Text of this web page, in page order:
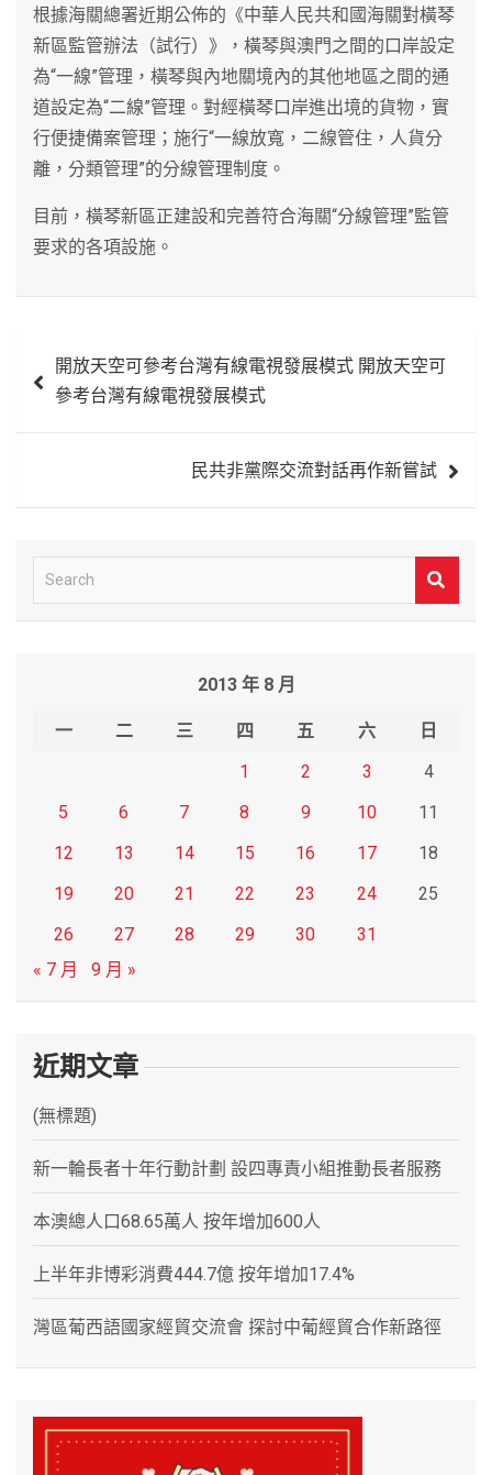
根據海關總署近期公佈的《中華人民共和國海關對橫琴
新區監管辦法（試行）》，橫琴與澳門之間的口岸設定
為“一線”管理，橫琴與內地關境內的其他地區之間的通
道設定為“二線”管理。對經橫琴口岸進出境的貨物，實
行便捷備案管理；施行“一線放寬，二線管住，人貨分
離，分類管理”的分線管理制度。
目前，橫琴新區正建設和完善符合海關“分線管理”監管
要求的各項設施。
章
開放天空可參考台灣有線電視發展模式 開放天空可
參考台灣有線電視發展模式
民共非黨際交流對話再作新嘗試
e
2013 年 8 月
一 二 三 四 五 六
日
1
2 3
4
5
6 7 8 9 10
11
12
13 14 15 16 17
18
19
20 21 22 23 24
25
26
27 28 29 30
31
« 7 月
9 月 »
近期文章
(無標題)
新一輪長者十年行動計劃 設四專責小組推動長者服務
本澳總人口68.65萬人 按年增加600人
上半年非博彩消費444.7億 按年增加17.4%
灣區葡西語國家經貿交流會 探討中葡經貿合作新路徑